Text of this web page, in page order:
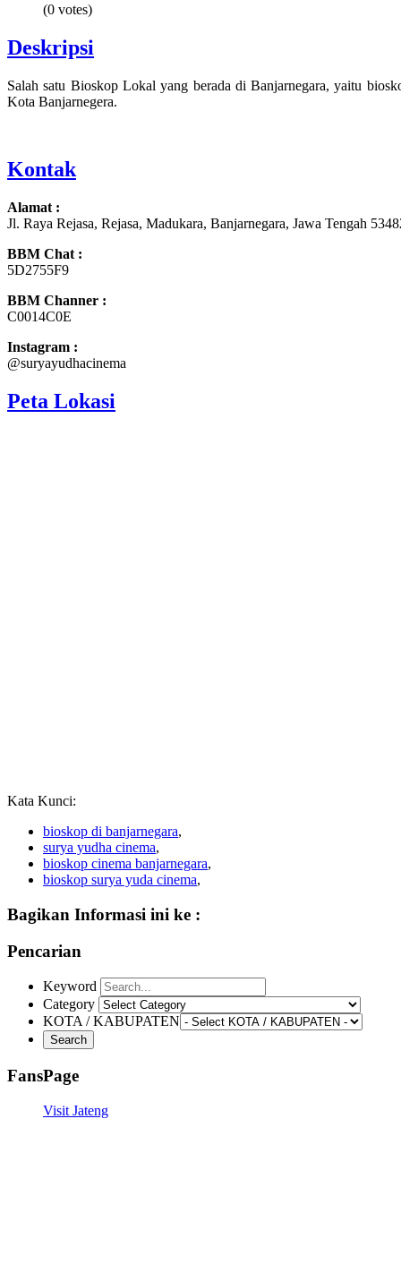
(0 votes)
Deskripsi
Salah satu Bioskop Lokal yang berada di Banjarnegara, yaitu
Kota Banjarnegera.
Kontak
Alamat :
Jl. Raya Rejasa, Rejasa, Madukara, Banjarnegara, Jawa Tengah
BBM Chat :
5D2755F9
BBM Channer :
C0014C0E
Instagram :
@suryayudhacinema
Peta Lokasi
Kata Kunci:
bioskop di banjarnegara,
surya yudha cinema,
bioskop cinema banjarnegara,
bioskop surya yuda cinema,
Bagikan Informasi ini ke :
Pencarian
Keyword
Category
KOTA / KABUPATEN
FansPage
Visit Jateng